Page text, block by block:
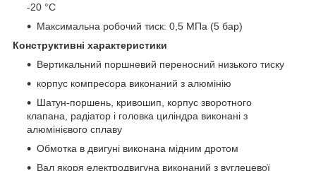
-20 °С
Максимальна робочий тиск: 0,5 МПа (5 бар)
Конструктивні характеристики
Вертикальний поршневий переносний низького тиску
корпус компресора виконаний з алюмінію
Шатун-поршень, кривошип, корпус зворотного
клапана, радіатор і головка циліндра виконані з
алюмінієвого сплаву
Обмотка в двигуні виконана мідним дротом
Вал якоря електродвигуна виконаний з вуглецевої